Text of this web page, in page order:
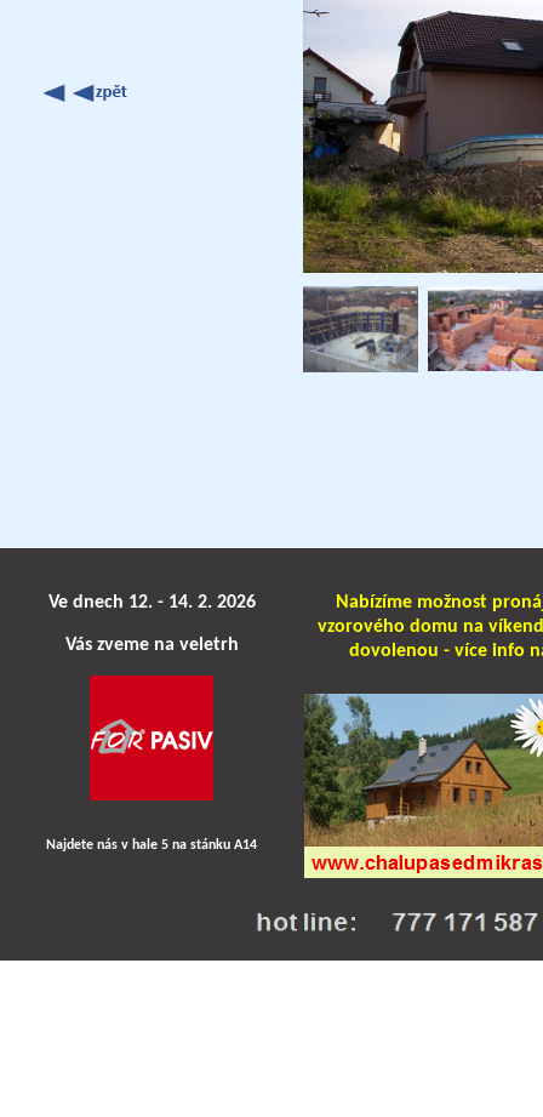
Ve dnech 12. - 14. 2. 2026
Vás zveme na veletrh
Najdete nás v hale 5 na stánku A14
Nabízíme možnost
vzorového domu na
dovolenou - více info